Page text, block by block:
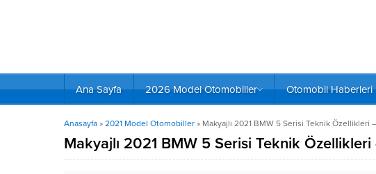
Ana Sayfa 2026 Model Otomobiller Otomobil Haberleri
Anasayfa » 2021 Model Otomobiller » Makyajlı 2021 BMW 5 Serisi Teknik Özellikleri
Makyajlı 2021 BMW 5 Serisi Teknik Özellikleri